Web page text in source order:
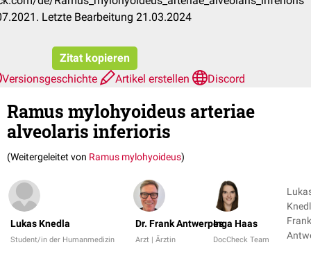
Letzte Bearbeitung 21.03.2024
Zitat kopieren
Versionsgeschichte
Artikel erstellen Discord
Ramus mylohyoideus arteriae
alveolaris inferioris
(Weitergeleitet von Ramus mylohyoideus)
Lukas Knedla
Student/in der Humanmedizin
Dr. Frank Antwerpes
Arzt | Ärztin
Inga Haas
DocCheck Team
Frank